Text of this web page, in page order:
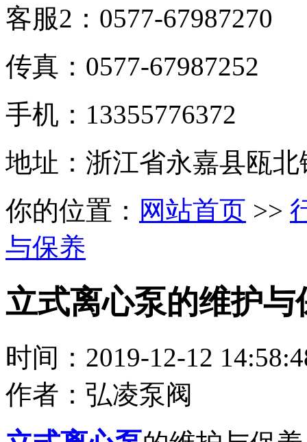
客服2：0577-67987270
传真：0577-67987252
手机：13355776372
地址：浙江省永嘉县瓯
你的位置： 网站首页 >>
与保养
立式离心泵的维护与
时间： 2019-12-12
作者： 弘凌泵阀